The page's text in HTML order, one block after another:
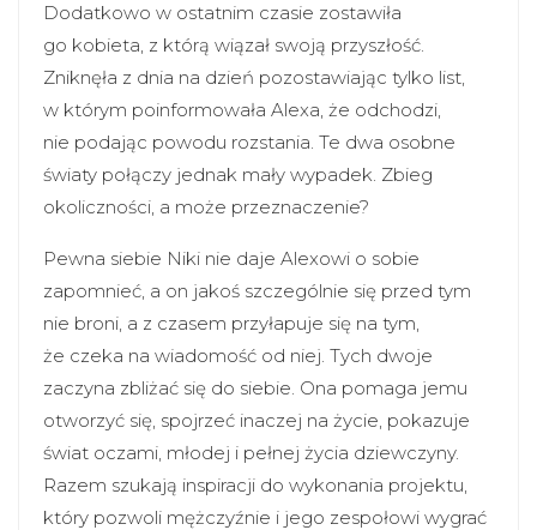
Dodatkowo w ostatnim czasie zostawiła
go kobieta, z którą wiązał swoją przyszłość.
Zniknęła z dnia na dzień pozostawiając tylko list,
w którym poinformowała Alexa, że odchodzi,
nie podając powodu rozstania. Te dwa osobne
światy połączy jednak mały wypadek. Zbieg
okoliczności, a może przeznaczenie?
Pewna siebie Niki nie daje Alexowi o sobie
zapomnieć, a on jakoś szczególnie się przed tym
nie broni, a z czasem przyłapuje się na tym,
że czeka na wiadomość od niej. Tych dwoje
zaczyna zbliżać się do siebie. Ona pomaga jemu
otworzyć się, spojrzeć inaczej na życie, pokazuje
świat oczami, młodej i pełnej życia dziewczyny.
Razem szukają inspiracji do wykonania projektu,
który pozwoli mężczyźnie i jego zespołowi wygrać